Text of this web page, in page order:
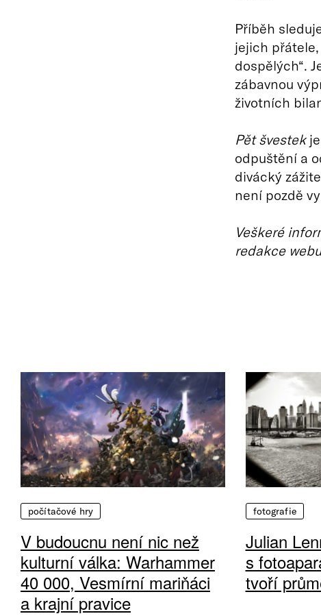
Příběh
jejich přátele,
dospělých“.
zábavnou
životních
Pět švestekje
odpuštění a
divácký
není pozdě
Veškeré
redakce
počítačové hry
V budoucnu není nic než
kulturní válka: Warhammer
40 000, Vesmírní mariňáci
a krajní pravice
fotografie
Julian
s
tvoří